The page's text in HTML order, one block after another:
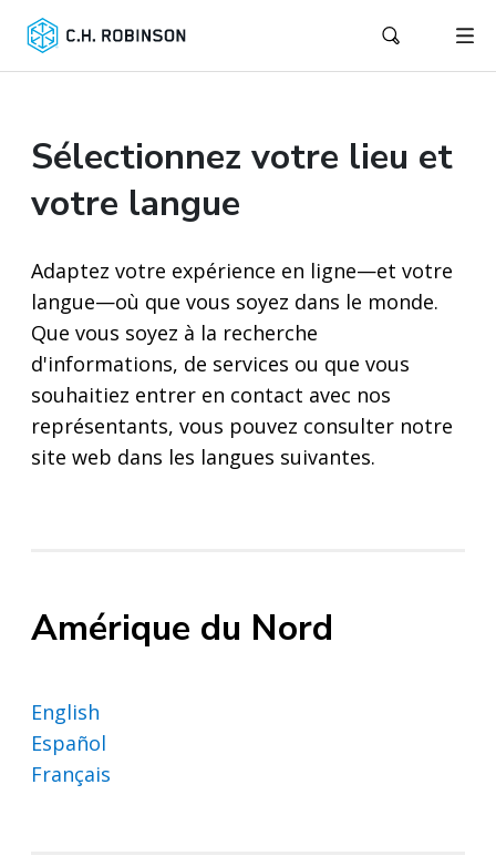
Sélectionnez votre lieu et
votre langue
Adaptez votre expérience en ligne—et votre
langue—où que vous soyez dans le monde.
Que vous soyez à la recherche
d'informations, de services ou que vous
souhaitiez entrer en contact avec nos
représentants, vous pouvez consulter notre
site web dans les langues suivantes.
Amérique du Nord
English
Español
Français